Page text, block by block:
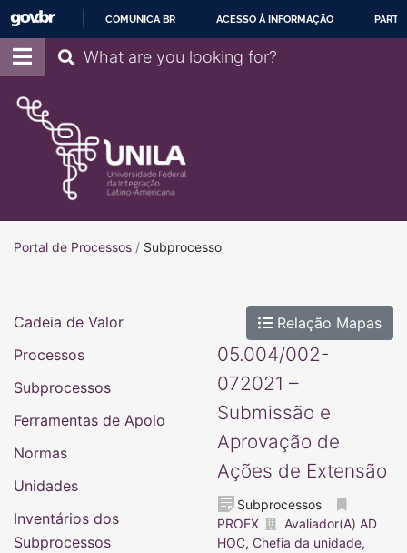
COMUNICA BR ACESSO À INFORMAÇÃO
Pesquisar
Portal de ProcessosPortal de Processos
/ Subprocesso
Relação Mapas
05.004/002-
072021 –
Submissão e
Aprovação de
Ações de Extensão
Subprocessos
PROEX
Avaliador(A) AD
HOC, Chefia da unidade,
Cadeia de Valor
Processos
Subprocessos
Ferramentas de Apoio
Normas
Unidades
Inventários dos
Subprocessos